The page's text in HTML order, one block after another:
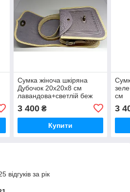
Сумка жіноча шкіряна
Дубочок 20х20х8 см
лавандова+светлій беж
3 400₴
Купити
см
3
відгуків за рік